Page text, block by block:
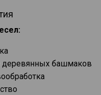
деревянных башмаков